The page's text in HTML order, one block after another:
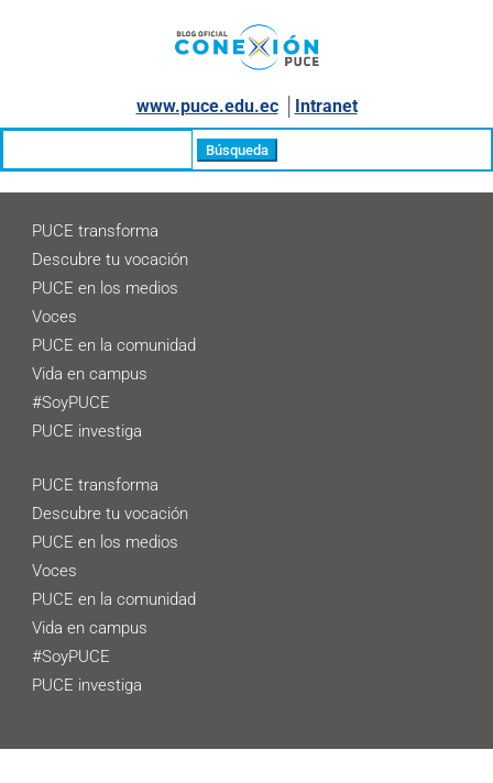
www.puce.edu.ec│ Intranet
PUCE transforma
Descubre tu vocación
PUCE en los medios
Voces
PUCE en la comunidad
Vida en campus
#SoyPUCE
PUCE investiga
PUCE transforma
Descubre tu vocación
PUCE en los medios
Voces
PUCE en la comunidad
Vida en campus
#SoyPUCE
PUCE investiga